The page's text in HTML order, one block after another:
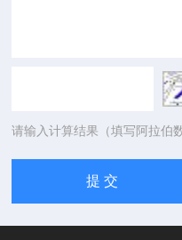
请输入计算结果（填写阿拉伯